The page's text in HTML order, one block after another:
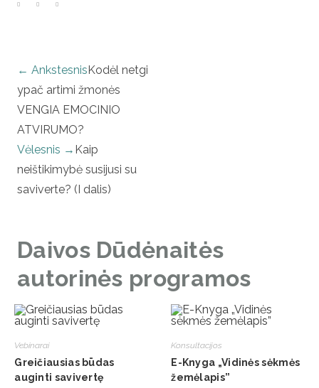
← AnkstesnisKodėl netgi
ypač artimi žmonės
VENGIA EMOCINIO
ATVIRUMO?
Vėlesnis → Kaip
neištikimybė susijusi su
saviverte? (I dalis)
Daivos Dūdėnaitės
autorinės programos
Vebinarai
Greičiausias būdas
auginti savivertę
Konsultacijos
E-Knyga „Vidinės sėkmės
žemėlapis”